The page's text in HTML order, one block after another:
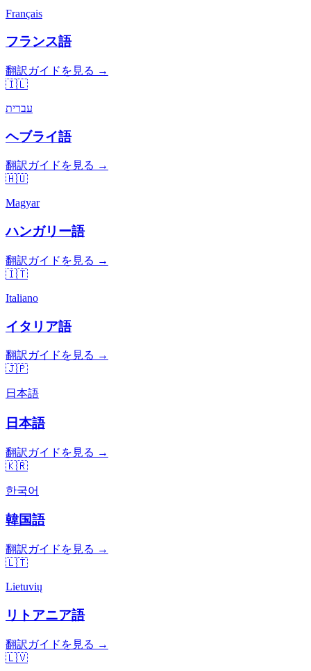
Français
フランス語
翻訳ガイドを見る →
🇮🇱
עברית
ヘブライ語
翻訳ガイドを見る →
🇭🇺
Magyar
ハンガリー語
翻訳ガイドを見る →
🇮🇹
Italiano
イタリア語
翻訳ガイドを見る →
🇯🇵
日本語
日本語
翻訳ガイドを見る →
🇰🇷
한국어
韓国語
翻訳ガイドを見る →
🇱🇹
Lietuvių
リトアニア語
翻訳ガイドを見る →
🇱🇻